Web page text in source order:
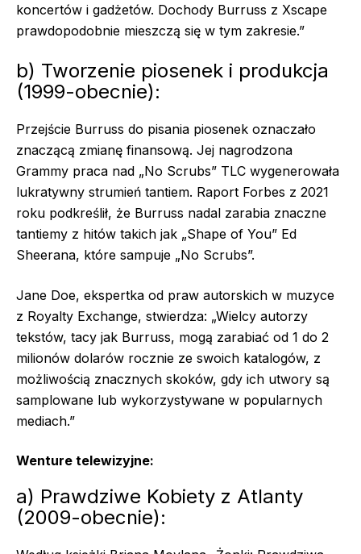
koncertów i gadżetów. Dochody Burruss z Xscape
prawdopodobnie mieszczą się w tym zakresie.”
b) Tworzenie piosenek i produkcja
(1999-obecnie):
Przejście Burruss do pisania piosenek oznaczało
znaczącą zmianę finansową. Jej nagrodzona
Grammy praca nad „No Scrubs” TLC wygenerowała
lukratywny strumień tantiem. Raport Forbes z 2021
roku podkreślił, że Burruss nadal zarabia znaczne
tantiemy z hitów takich jak „Shape of You” Ed
Sheerana, które sampuje „No Scrubs”.
Jane Doe, ekspertka od praw autorskich w muzyce
z Royalty Exchange, stwierdza: „Wielcy autorzy
tekstów, tacy jak Burruss, mogą zarabiać od 1 do 2
milionów dolarów rocznie ze swoich katalogów, z
możliwością znacznych skoków, gdy ich utwory są
samplowane lub wykorzystywane w popularnych
mediach.”
Wenture telewizyjne:
a) Prawdziwe Kobiety z Atlanty
(2009-obecnie):